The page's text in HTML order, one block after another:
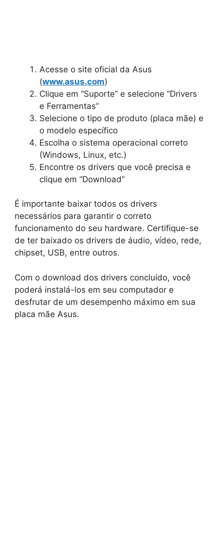
Acesse o site oficial da Asus
(www.asus.com)
Clique em “Suporte” e selecione “Drivers
e Ferramentas”
Selecione o tipo de produto (placa mãe) e
o modelo específico
Escolha o sistema operacional correto
(Windows, Linux, etc.)
Encontre os drivers que você precisa e
clique em “Download”
É importante baixar todos os drivers
necessários para garantir o correto
funcionamento do seu hardware. Certifique-se
de ter baixado os drivers de áudio, vídeo, rede,
chipset, USB, entre outros.
Com o download dos drivers concluído, você
poderá instalá-los em seu computador e
desfrutar de um desempenho máximo em sua
placa mãe Asus.